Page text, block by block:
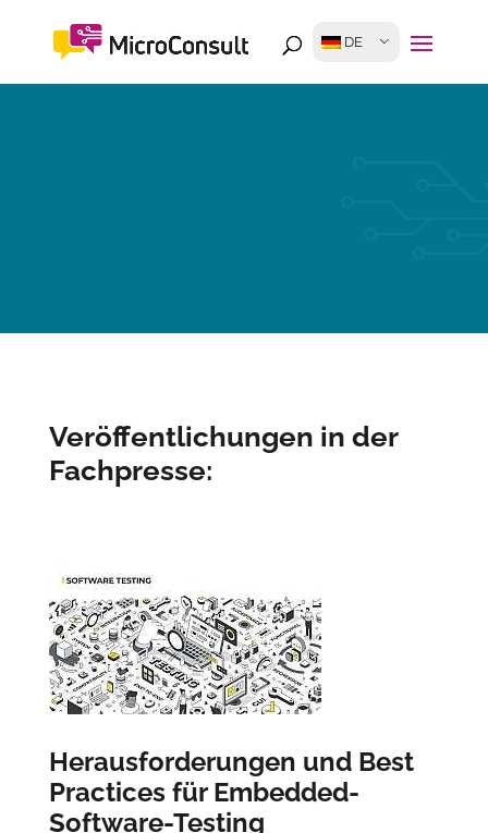
DE
Veröffentlichungen in der
Fachpresse:
Herausforderungen und Best
Practices für Embedded-
Software-Testing